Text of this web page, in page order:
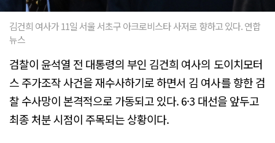
김건희 여사가 11일 서울 서초구 아크로비스타 사저로 향하고 있다. 연합
뉴스
검찰이 윤석열 전 대통령의 부인 김건희 여사의 도이치모터
스 주가조작 사건을 재수사하기로 하면서 김 여사를 향한 검
찰 수사망이 본격적으로 가동되고 있다. 6·3 대선을 앞두고
최종 처분 시점이 주목되는 상황이다.